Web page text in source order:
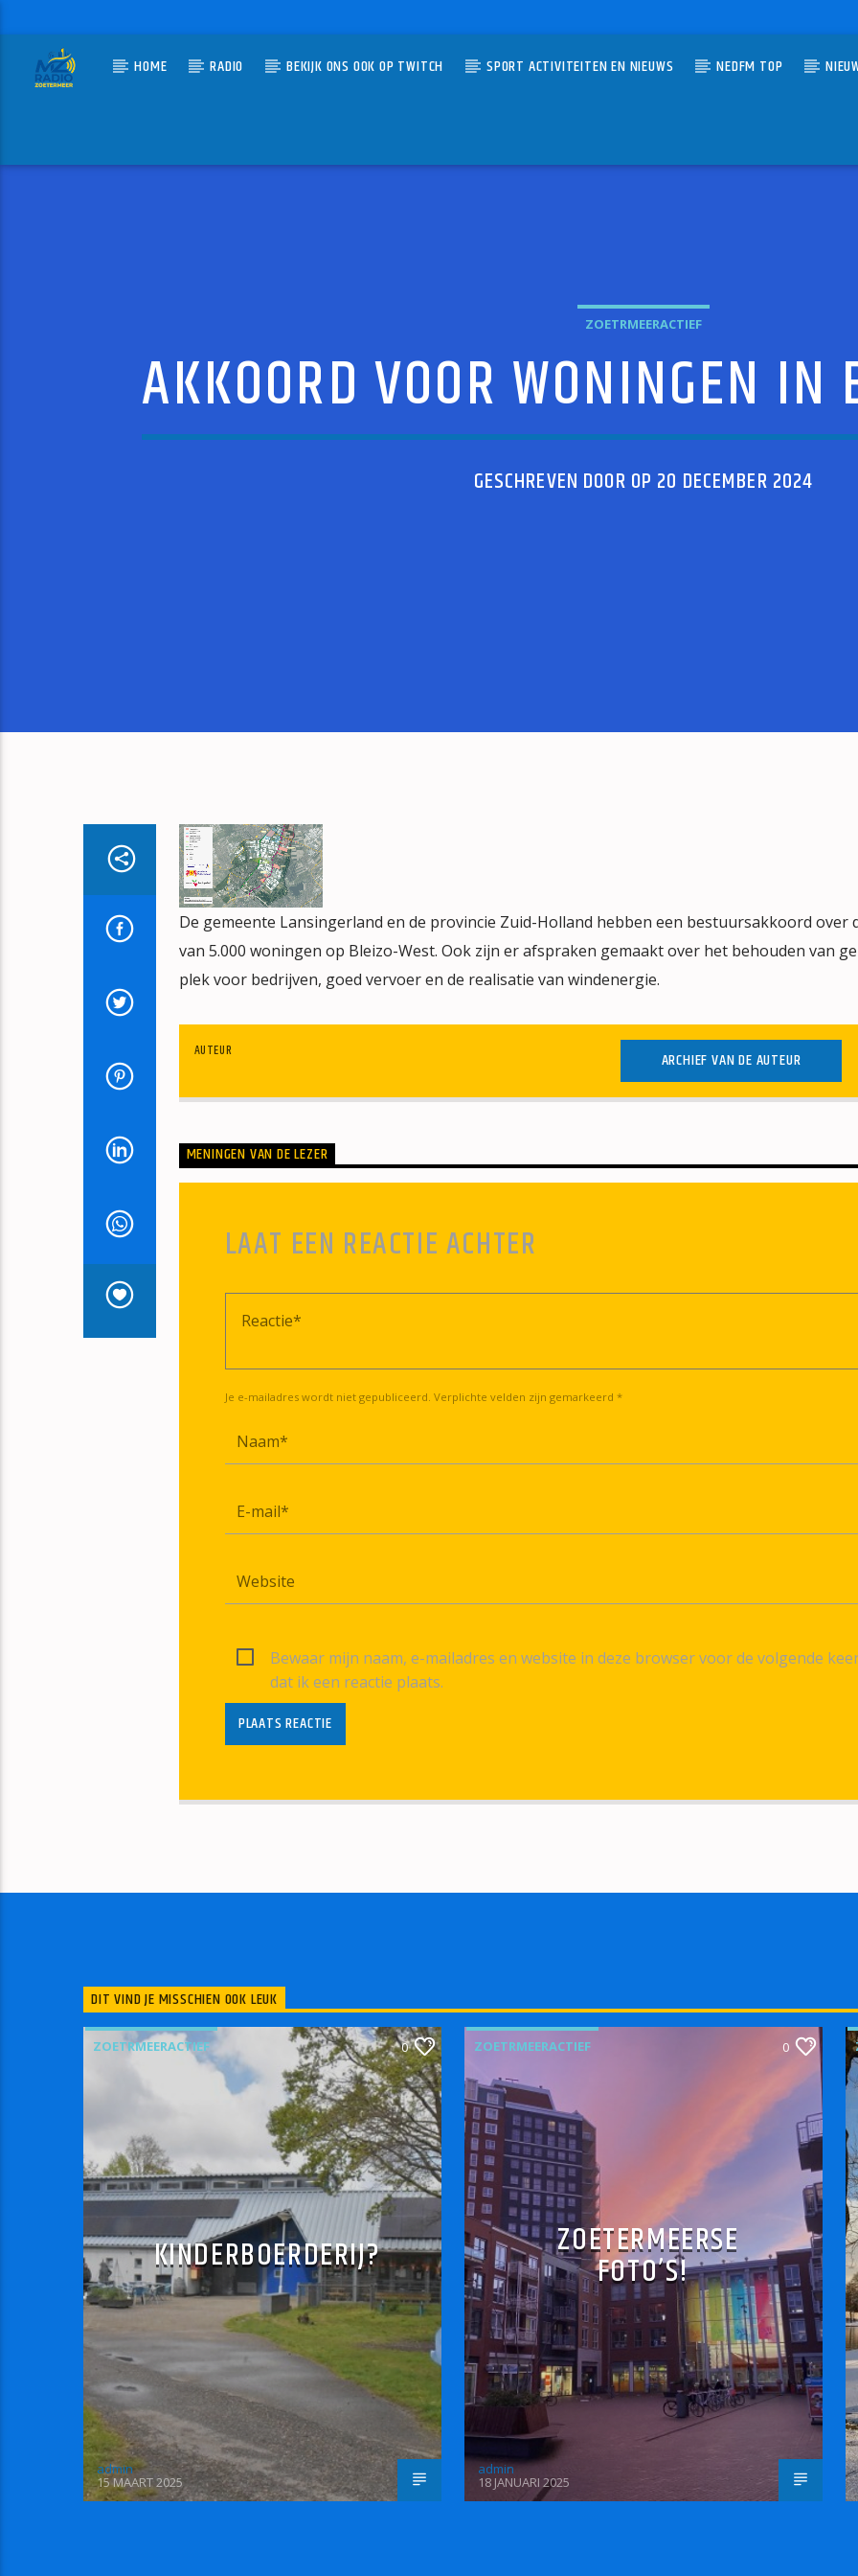
HOME RADIO BEKIJK ONS OOK OP TWITCH SPORT ACTIVITEITEN EN NIEUWS NEDFM TOP
ZOETRMEERACTIEF
AKKOORD VOOR WONINGEN IN
GESCHREVEN DOOR OP 20 DECEMBER 2024
De gemeente Lansingerland en de provincie Zuid-Holland hebben een bestuursakkoord over
van 5.000 woningen op Bleizo-West. Ook zijn er afspraken gemaakt over het behouden van
plek voor bedrijven, goed vervoer en de realisatie van windenergie.
AUTEUR ARCHIEF VAN DE AUTEUR
MENINGEN VAN DE LEZER
LAAT EEN REACTIE ACHTER
Je e-mailadres wordt niet gepubliceerd. Verplichte velden zijn gemarkeerd *
Bewaar mijn naam, e-mailadres en website in deze browser voor de volgende
dat ik een reactie plaats.
DIT VIND JE MISSCHIEN OOK LEUK
ZOETRMEERACTIEF 0
KINDERBOERDERIJ?
admin
15 MAART 2025
ZOETRMEERACTIEF 0
ZOETERMEERSE
FOTO’S!
admin
18 JANUARI 2025